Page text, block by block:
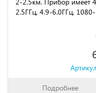
2.5ГГц, 4.9-6.0ГГц,
Подробнее